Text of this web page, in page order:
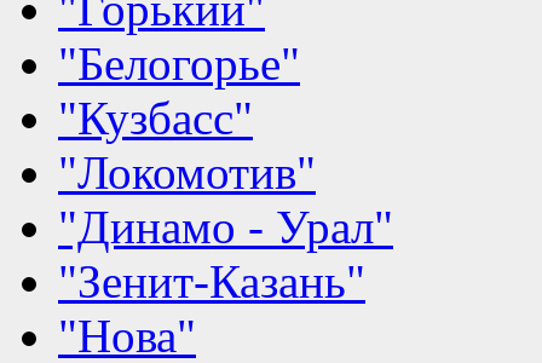
"Белогорье"
"Кузбасс"
"Локомотив"
"Динамо - Урал"
"Зенит-Казань"
"Нова"